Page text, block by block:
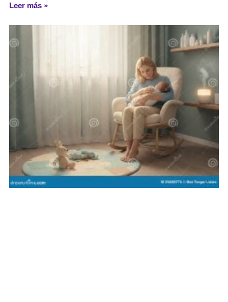
Leer más »